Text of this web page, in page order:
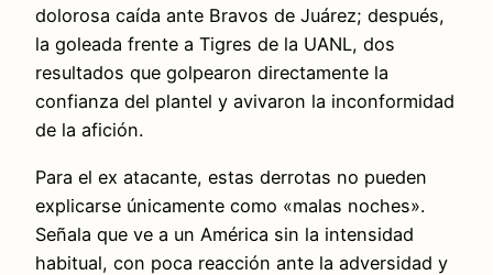
dolorosa caída ante Bravos de Juárez; después,
la goleada frente a Tigres de la UANL, dos
resultados que golpearon directamente la
confianza del plantel y avivaron la inconformidad
de la afición.
Para el ex atacante, estas derrotas no pueden
explicarse únicamente como «malas noches».
Señala que ve a un América sin la intensidad
habitual, con poca reacción ante la adversidad y